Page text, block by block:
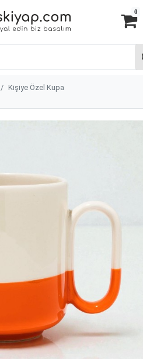
0
Kişiye Özel Kupa